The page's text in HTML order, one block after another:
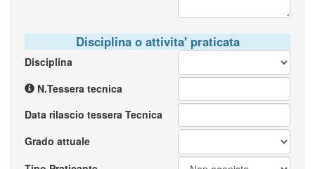
Disciplina o attivita' praticata
Disciplina
N.Tessera tecnica
Data rilascio tessera Tecnica
Grado attuale